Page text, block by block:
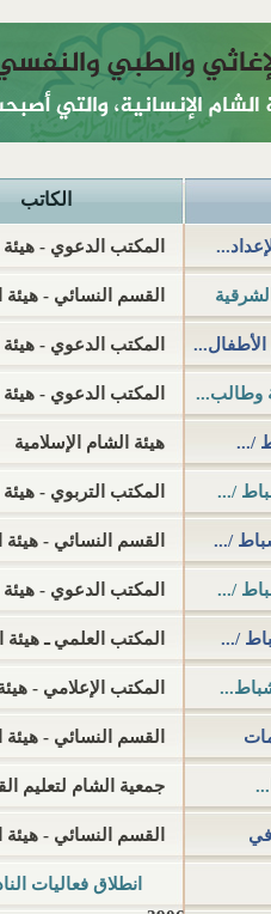
الكاتب
المكتب الدعوي -
القسم النسائي - هيئة
المكتب الدعوي -
المكتب الدعوي -
/... هيئة الشام الإسلامية
/... المكتب التربوي -
/... القسم النسائي - هيئة
/... المكتب الدعوي -
/... المكتب العلمي ـ هيئة
شباط... المكتب الإعلامي -
القسم النسائي - هيئة
جمعية الشام لتعليم
القسم النسائي - هيئة
انطلاق فعاليات